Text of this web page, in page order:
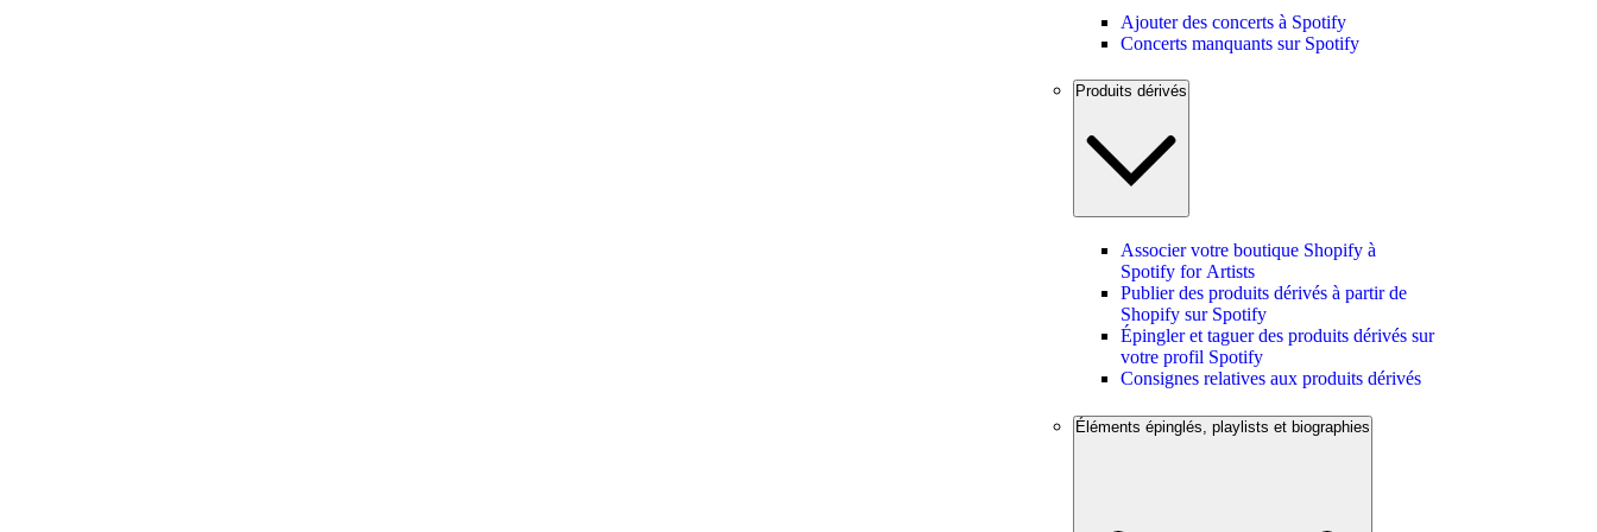
Ajouter des concerts à Spotify
Concerts manquants sur Spotify
Produits dérivés
Associer votre boutique Shopify à
Spotify for Artists
Publier des produits dérivés à partir de
Shopify sur Spotify
Épingler et taguer des produits dérivés sur
votre profil Spotify
Consignes relatives aux produits dérivés
Éléments épinglés, playlists et biographies